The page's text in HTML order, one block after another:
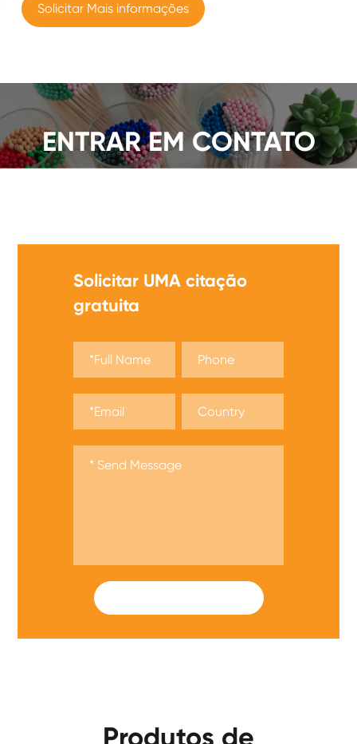
Solicitar Mais informações
ENTRAR EM CONTATO
Solicitar UMA citação
gratuita
Produtos de